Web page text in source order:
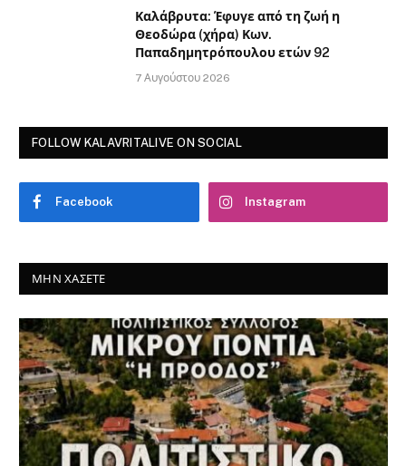
Καλάβρυτα: Έφυγε από τη ζωή η
Θεοδώρα (χήρα) Κων.
Παπαδημητρόπουλου ετών 92
7 Αυγούστου 2026
FOLLOW KALAVRITALIVE ON SOCIAL
Facebook Instagram
ΜΗΝ ΧΆΣΕΤΕ